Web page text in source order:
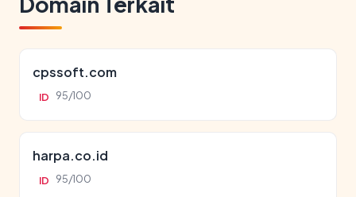
cpssoft.com
ID 95/100
harpa.co.id
ID 95/100